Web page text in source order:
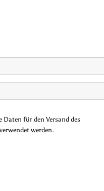
Daten für den Versand des
werden.